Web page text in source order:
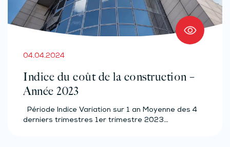
04.04.2024
Indice du coût de la construction –
Année 2023
Période Indice Variation sur 1 an Moyenne des 4
derniers trimestres 1er trimestre 2023…